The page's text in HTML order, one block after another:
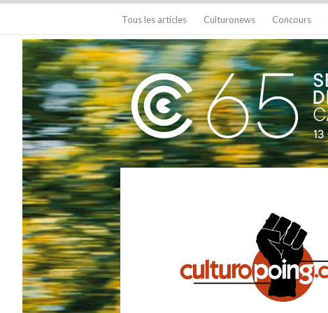
Tous les articles Culturonews Concours